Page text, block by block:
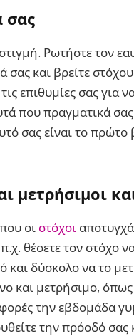
σας
Ρωτήστε τον
σας και βρείτε
επιθυμίες σας για
που πραγματικά
σας είναι το
μετρήσιμοι
οι στόχοι
θέσετε τον στόχο
και δύσκολο να το
και μετρήσιμο,
την εβδομάδα
την πρόοδό